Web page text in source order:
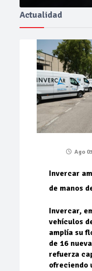
Actualidad
Ago
Invercar
de manos
Invercar,
vehículos
amplía su
de 16
refuerza
ofreciendo